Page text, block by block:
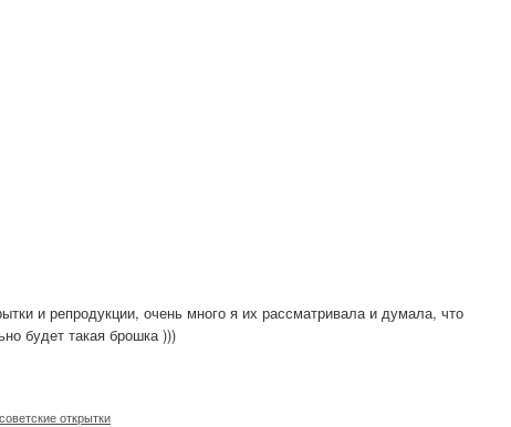
и репродукции, очень много я их рассматривала и думала, что
будет такая брошка )))
советские открытки